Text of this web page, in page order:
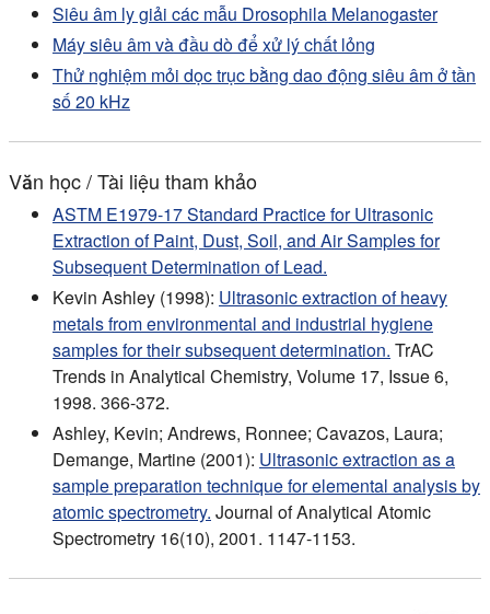
Siêu âm ly giải các mẫu Drosophila Melanogaster
Máy siêu âm và đầu dò để xử lý chất lỏng
Thử nghiệm mỏi dọc trục bằng dao động siêu âm ở tần
số 20 kHz
Văn học / Tài liệu tham khảo
ASTM E1979-17 Standard Practice for Ultrasonic
Extraction of Paint, Dust, Soil, and Air Samples for
Subsequent Determination of Lead.
Kevin Ashley (1998): Ultrasonic extraction of heavy
metals from environmental and industrial hygiene
samples for their subsequent determination. TrAC
Trends in Analytical Chemistry, Volume 17, Issue 6,
1998. 366-372.
Ashley, Kevin; Andrews, Ronnee; Cavazos, Laura;
Demange, Martine (2001): Ultrasonic extraction as a
sample preparation technique for elemental analysis by
atomic spectrometry. Journal of Analytical Atomic
Spectrometry 16(10), 2001. 1147-1153.